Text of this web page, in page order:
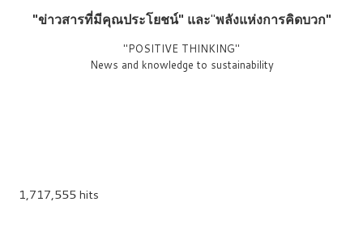
"ข่าวสารที่มีคุณประโยชน์" และ"พลังแห่งการคิดบวก"
"POSITIVE THINKING"
News and knowledge to sustainability
1,717,555 hits